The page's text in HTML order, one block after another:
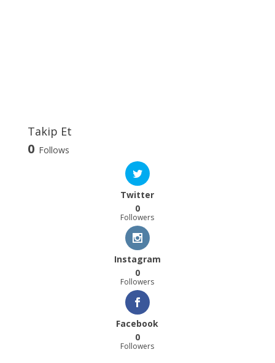
Takip Et
0 Follows
Twitter
0
Followers
Instagram
0
Followers
Facebook
0
Followers